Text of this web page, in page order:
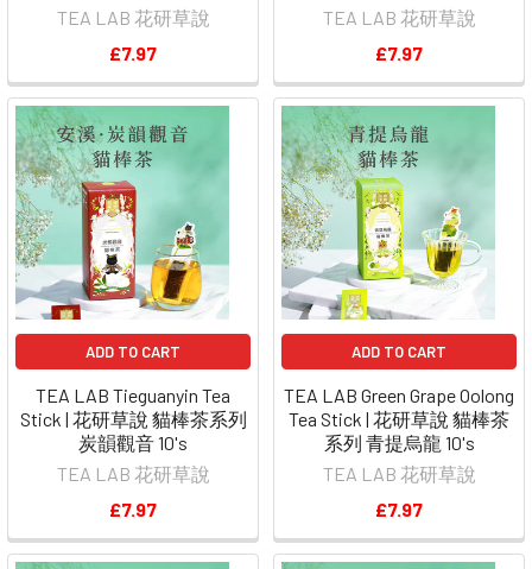
TEA LAB 花研草說
£7.97
TEA LAB 花研草說
£7.97
ADD TO CART
TEA LAB Tieguanyin Tea
Stick | 花研草說 貓棒茶系列
炭韻觀音 10's
TEA LAB 花研草說
£7.97
ADD TO CART
TEA LAB Green Grape Oolong
Tea Stick | 花研草說 貓棒茶
系列 青提烏龍 10's
TEA LAB 花研草說
£7.97